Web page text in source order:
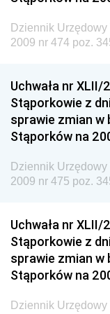
Dziennik
Środowiska
Dziennik
Dziennik
Gospodarki
Dziennik
Gospodarki
Dziennik
Dziennik
Chemicznego i
Dziennik
Gospodarki
Dziennik
Dziennik
2009 nr 474 poz.
Uchwała nr
Stąporkowie z
sprawie zmian w
Stąporków na
Dziennik
2009 nr 475 poz.
Uchwała nr
Stąporkowie z
sprawie zmian w
Stąporków na
Dziennik